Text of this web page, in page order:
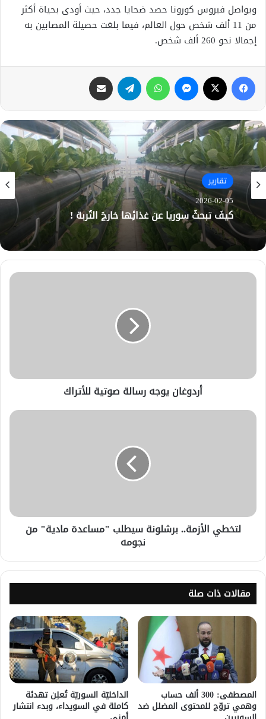
ويواصل فيروس كورونا حصد ضحايا جدد، حيث أودى بحياة أكثر
من 11 ألف شخص حول العالم، فيما بلغت حصيلة المصابين به
إجمالا نحو 260 ألف شخص.
فيسبوك ماسنجر واتساب تيلقرام
تقارير
2026-02-05
كيفَ تبحثُ سوريا عن غذائِها خارجَ التُربة !
أردوغان يوجه رسالة صوتية للأتراك
لتخطي الأزمة.. برشلونة سيطلب "مساعدة مادية" من
نجومه
مقالات ذات صلة
المصطفى: 300 ألف حساب
وهمي تروّج للمحتوى المضلل ضد
الداخليّة السوريّة تُعلِن تهدئة
كاملة في السويداء، وبدء انتشار